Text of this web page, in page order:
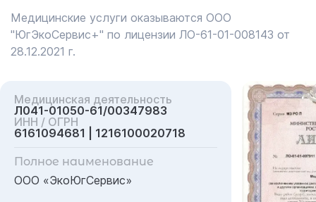
Медицинские услуги оказываются ООО
"ЮгЭкоСервис+" по лицензии ЛО-61-01-008143 от
28.12.2021 г.
Медицинская деятельность
Л041-01050-61/00347983
ИНН / ОГРН
6161094681 | 1216100020718
Полное наименование
ООО «ЭкоЮгСервис»